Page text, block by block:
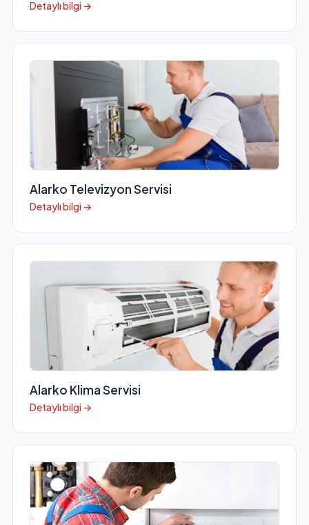
Detaylı bilgi →
Alarko Televizyon Servisi
Detaylı bilgi →
Alarko Klima Servisi
Detaylı bilgi →